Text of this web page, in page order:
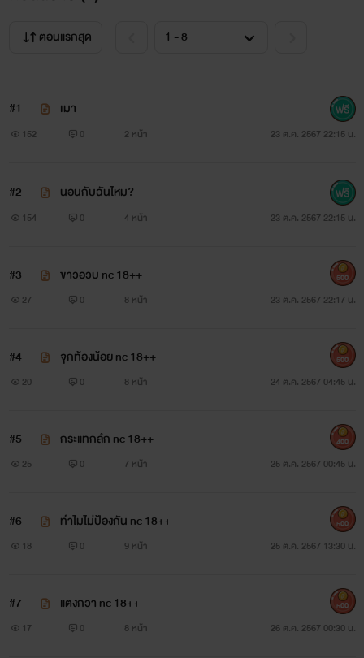
ตอนแรกสุด
#1 เมา
152 0 2 หน้า 23 ต.ค. 2567 22:15 น.
#2 นอนกับฉันไหม?
154 0 4 หน้า 23 ต.ค. 2567 22:15 น.
#3 ขาวอวบ nc 18++
27 0 8 หน้า 23 ต.ค. 2567 22:17 น.
500
#4 จุกท้องน้อย nc 18++
20 0 8 หน้า 24 ต.ค. 2567 04:45 น.
500
#5 กระแทกลึก nc 18++
25 0 7 หน้า 25 ต.ค. 2567 00:45 น.
400
#6 ทำไมไม่ป้องกัน nc 18++
18 0 9 หน้า 25 ต.ค. 2567 13:30 น.
500
#7 แตงกวา nc 18++
17 0 8 หน้า 26 ต.ค. 2567 00:30 น.
500